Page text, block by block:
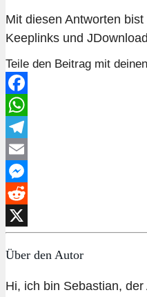
Mit diesen Antworten
Keeplinks und
Teile den Beitrag mit
Facebook
WhatsApp
Telegram
Email
Messenger
Reddit
X
Über den Autor
Hi, ich bin Sebastian,